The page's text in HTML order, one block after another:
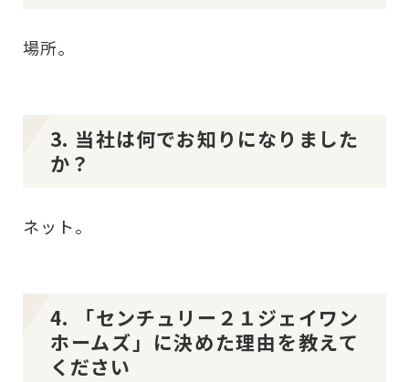
場所。
3. 当社は何でお知りになりました
か？
ネット。
4. 「センチュリー２１ジェイワン
ホームズ」に決めた理由を教えて
ください